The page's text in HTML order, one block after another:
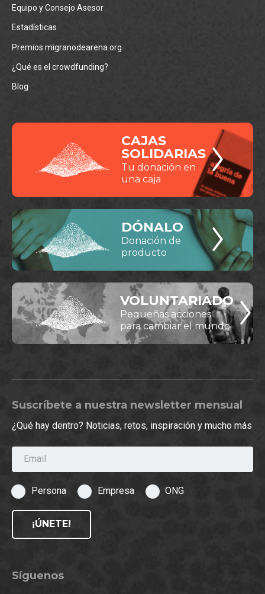
Equipo y Consejo Asesor
Estadísticas
Premios migranodearena.org
¿Qué es el crowdfunding?
Blog
CAJAS
SOLIDARIAS
Tu donación en
una caja
DÓNALO
Donación de
producto
VOLUNTARIADO
Pequeñas acciones
para cambiar el mundo
Suscríbete a nuestra newsletter mensual
¿Qué hay dentro? Noticias, retos, inspiración y mucho más
Email
Persona Empresa ONG
¡ÚNETE!
Síguenos